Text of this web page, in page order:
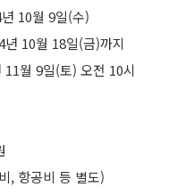
10월 9일(수)
10월 18일(금)까지
월 9일(토) 오전 10시
, 항공비 등 별도)